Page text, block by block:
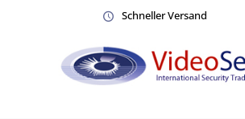
Schneller Versand